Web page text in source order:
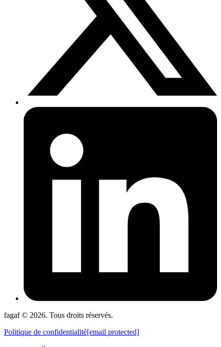
fagaf © 2026. Tous droits réservés.
Politique de confidentialité[email protected]